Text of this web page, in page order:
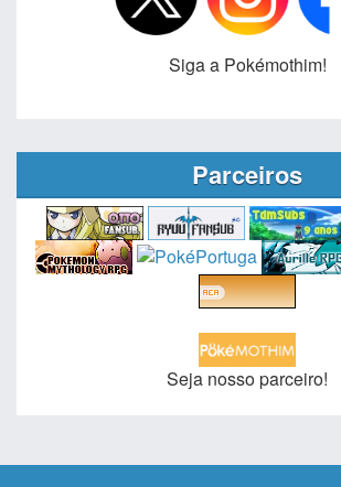
Siga a Pokémothim!
Parceiros
Seja nosso parceiro!